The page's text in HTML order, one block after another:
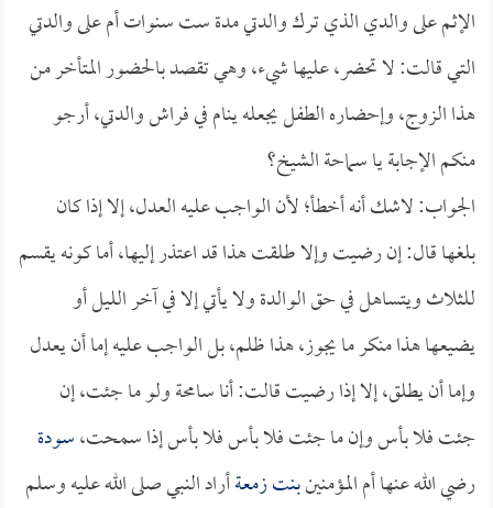
الإثم على والدي الذي ترك والدتي مدة ست سنوات أم على والدتي
التي قالت: لا تحضر، عليها شيء، وهي تقصد بالحضور المتأخر من
هذا الزوج، وإحضاره الطفل يجعله ينام في فراش والدتي، أرجو
منكم الإجابة يا سماحة الشيخ؟
الجواب: لاشك أنه أخطأ؛ لأن الواجب عليه العدل، إلا إذا كان
بلغها قال: إن رضيت وإلا طلقت هذا قد اعتذر إليها، أما كونه يقسم
للثلاث ويتساهل في حق الوالدة ولا يأتي إلا في آخر الليل أو
يضيعها هذا منكر ما يجوز، هذا ظلم، بل الواجب عليه إما أن يعدل
وإما أن يطلق، إلا إذا رضيت قالت: أنا سامحة ولو ما جئت، إن
جئت فلا بأس وإن ما جئت فلا بأس فلا بأس إذا سمحت،سودة
رضي الله عنها أم المؤمنينبنت زمعةأراد النبي صلى الله عليه وسلم